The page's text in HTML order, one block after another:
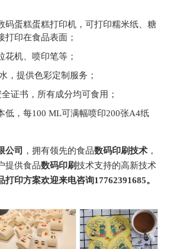
码蛋糕蛋糕打印机，可打印糯米纸、糖
打印在食品表面；
花机、喷印笔等；
，提供色彩定制服务；
证书，所有成分均可食用；
低，每100 ML可满幅喷印200张A4纸
公司 ，拥有领先的食品数码印刷技术 ，
提供食品数码印刷技术支持的高新技术
打印方案欢迎来电咨询17762391685。